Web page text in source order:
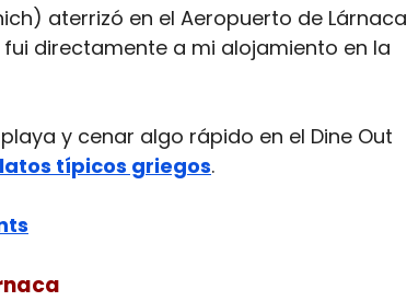
aterrizó en el Aeropuerto de Lárnaca
fui directamente a mi alojamiento en la
y cenar algo rápido en el Dine Out
típicos griegos.